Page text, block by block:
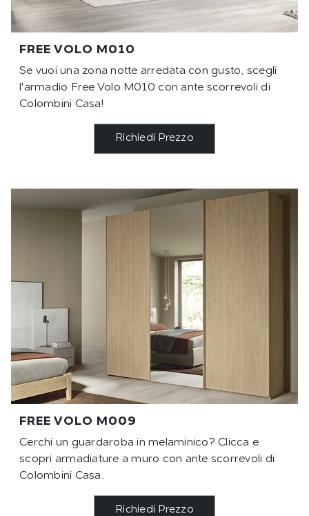
FREE VOLO M010
Se vuoi una zona notte arredata con gusto, scegli
l'armadio Free Volo M010 con ante scorrevoli di
Colombini Casa!
Richiedi Prezzo
FREE VOLO M009
Cerchi un guardaroba in melaminico? Clicca e
scopri armadiature a muro con ante scorrevoli di
Colombini Casa.
Richiedi Prezzo